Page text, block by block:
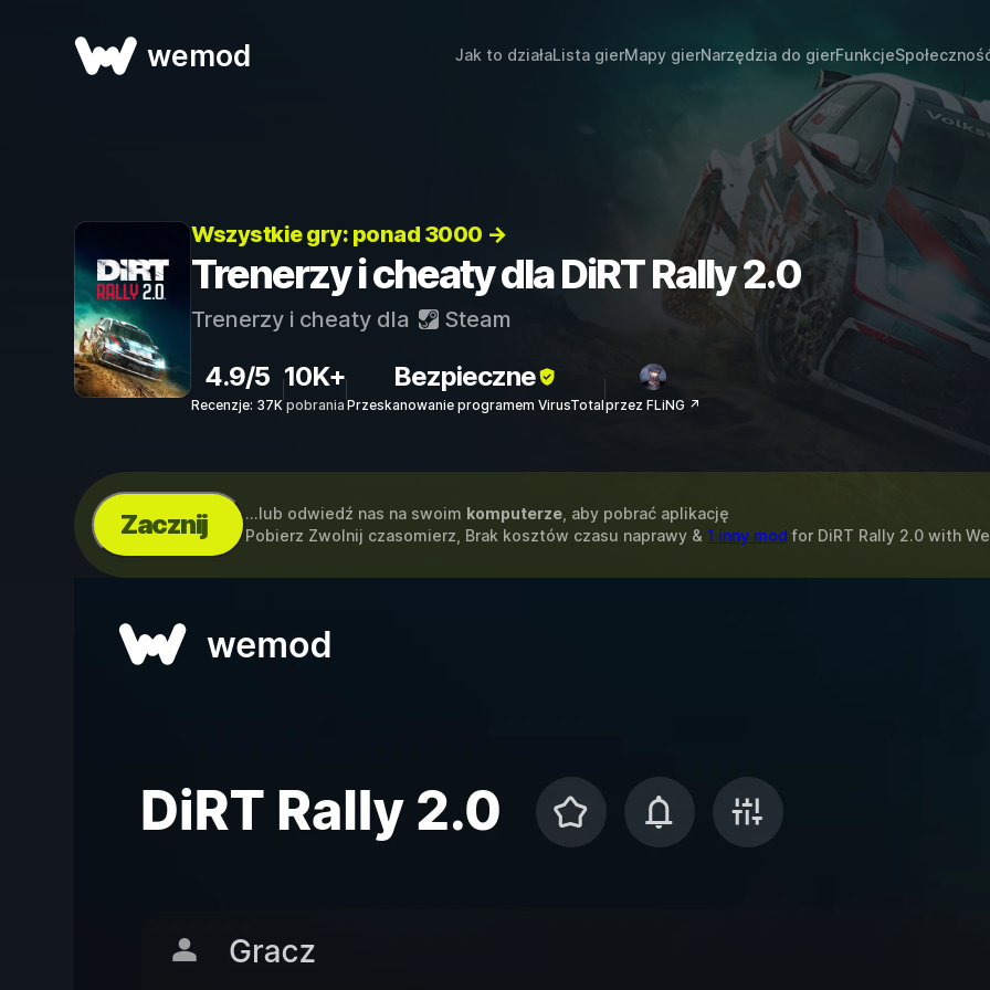
wemod Jak to działaLista gierMapy gierNarzędzia do gierFunkcje
Wszystkie gry: ponad 3000 →
Trenerzy i cheaty dla DiRT Rally 2.0
Trenerzy i cheaty dla Steam
4.9/5
Recenzje: 37K
10K+
pobrania
Bezpieczne
Przeskanowanie programem VirusTotalprzez FLiNG ↗
Zacznij ...lub odwiedź nas na swoim komputerze, aby pobrać aplikację
Pobierz Zwolnij czasomierz, Brak kosztów czasu naprawy & 1 inny mod for DiRT Rally 2.0with